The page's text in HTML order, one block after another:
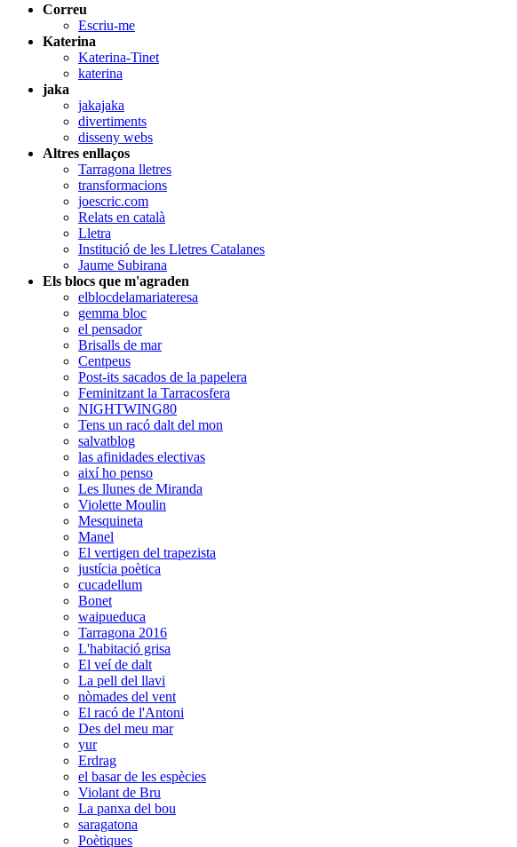
Correu
Escriu-me
Katerina
Katerina-Tinet
katerina
jaka
jakajaka
divertiments
disseny webs
Altres enllaços
Tarragona lletres
transformacions
joescric.com
Relats en català
Lletra
Institució de les Lletres Catalanes
Jaume Subirana
Els blocs que m'agraden
elblocdelamariateresa
gemma bloc
el pensador
Brisalls de mar
Centpeus
Post-its sacados de la papelera
Feminitzant la Tarracosfera
NIGHTWING80
Tens un racó dalt del mon
salvatblog
las afinidades electivas
així ho penso
Les llunes de Miranda
Violette Moulin
Mesquineta
Manel
El vertigen del trapezista
justícia poètica
cucadellum
Bonet
waipueduca
Tarragona 2016
L'habitació grisa
El veí de dalt
La pell del llavi
nòmades del vent
El racó de l'Antoni
Des del meu mar
yur
Erdrag
el basar de les espècies
Violant de Bru
La panxa del bou
saragatona
Poètiques